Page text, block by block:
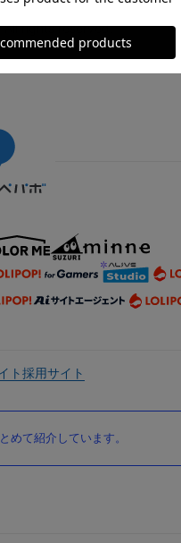
rights reserved.
ト採用サイト
めて紹介しています。